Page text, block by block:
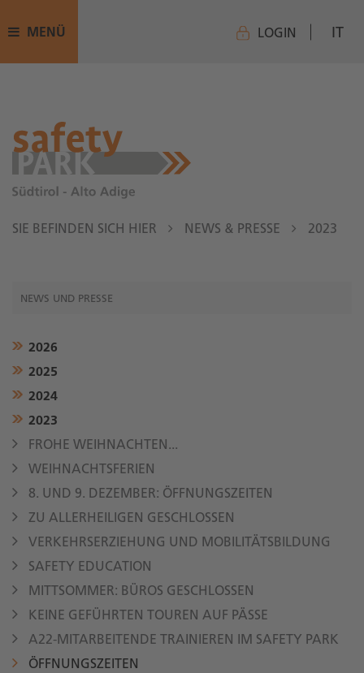
MENÜ LOGIN IT
SIE BEFINDEN SICH HIER NEWS & PRESSE 2023
NEWS UND PRESSE
2026
2025
2024
2023
FROHE WEIHNACHTEN...
WEIHNACHTSFERIEN
8. UND 9. DEZEMBER: ÖFFNUNGSZEITEN
ZU ALLERHEILIGEN GESCHLOSSEN
VERKEHRSERZIEHUNG UND MOBILITÄTSBILDUNG
SAFETY EDUCATION
MITTSOMMER: BÜROS GESCHLOSSEN
KEINE GEFÜHRTEN TOUREN AUF PÄSSE
A22-MITARBEITENDE TRAINIEREN IM SAFETY PARK
ÖFFNUNGSZEITEN